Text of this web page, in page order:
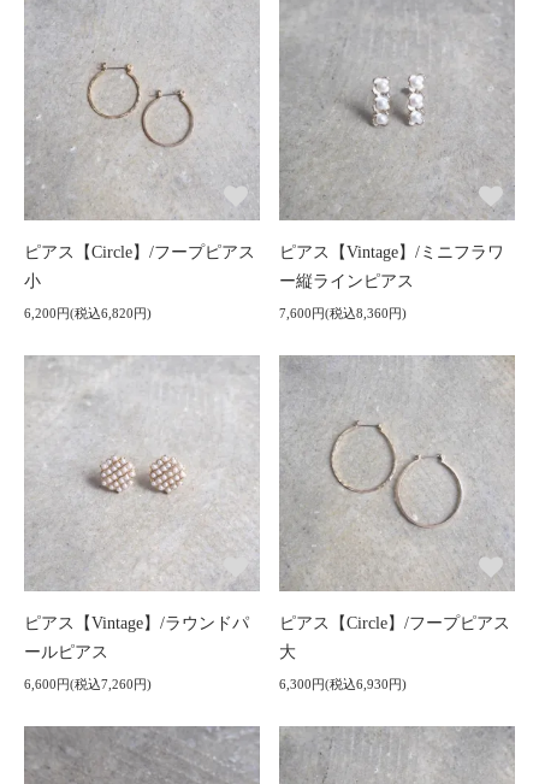
ピアス【Circle】/フープピアス
小
6,200円(税込6,820円)
ピアス【Vintage】/ミニフラワ
ー縦ラインピアス
7,600円(税込8,360円)
ピアス【Vintage】/ラウンドパ
ールピアス
6,600円(税込7,260円)
ピアス【Circle】/フープピアス
大
6,300円(税込6,930円)